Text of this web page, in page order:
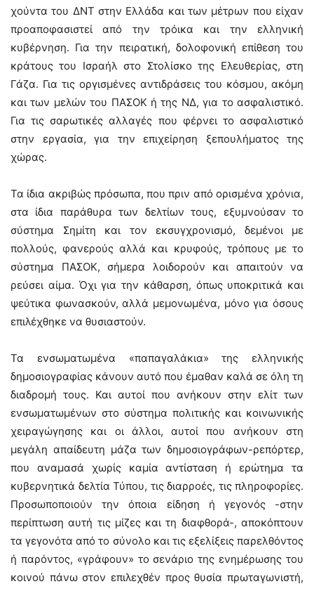
χούντα του ΔΝΤ στην Ελλάδα και των μέτρων που είχαν
προαποφασιστεί από την τρόικα και την ελληνική
κυβέρνηση. Για την πειρατική, δολοφονική επίθεση του
κράτους του Ισραήλ στο Στολίσκο της Ελευθερίας, στη
Γάζα. Για τις οργισμένες αντιδράσεις του κόσμου, ακόμη
και των μελών του ΠΑΣΟΚ ή της ΝΔ, για το ασφαλιστικό.
Για τις σαρωτικές αλλαγές που φέρνει το ασφαλιστικό
στην εργασία, για την επιχείρηση ξεπουλήματος της
χώρας.
Τα ίδια ακριβώς πρόσωπα, που πριν από ορισμένα χρόνια,
στα ίδια παράθυρα των δελτίων τους, εξυμνούσαν το
σύστημα Σημίτη και τον εκσυγχρονισμό, δεμένοι με
πολλούς, φανερούς αλλά και κρυφούς, τρόπους με το
σύστημα ΠΑΣΟΚ, σήμερα λοιδορούν και απαιτούν να
ρεύσει αίμα. Όχι για την κάθαρση, όπως υποκριτικά και
ψεύτικα φωνασκούν, αλλά μεμονωμένα, μόνο για όσους
επιλέχθηκε να θυσιαστούν.
Τα ενσωματωμένα «παπαγαλάκια» της ελληνικής
δημοσιογραφίας κάνουν αυτό που έμαθαν καλά σε όλη τη
διαδρομή τους. Και αυτοί που ανήκουν στην ελίτ των
ενσωματωμένων στο σύστημα πολιτικής και κοινωνικής
χειραγώγησης και οι άλλοι, αυτοί που ανήκουν στη
μεγάλη απαίδευτη μάζα των δημοσιογράφων-ρεπόρτερ,
που αναμασά χωρίς καμία αντίσταση ή ερώτημα τα
κυβερνητικά δελτία Τύπου, τις διαρροές, τις πληροφορίες.
Προσωποποιούν την όποια είδηση ή γεγονός -στην
περίπτωση αυτή τις μίζες και τη διαφθορά-, αποκόπτουν
τα γεγονότα από το σύνολο και τις εξελίξεις παρελθόντος
ή παρόντος, «γράφουν» το σενάριο της ενημέρωσης του
κοινού πάνω στον επιλεχθέν προς θυσία πρωταγωνιστή,